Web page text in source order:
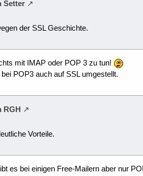
Setter
der SSL Geschichte.
mit IMAP oder POP 3 zu tun!
POP3 auch auf SSL umgestellt.
RGH
Vorteile.
es bei einigen Free-Mailern aber nur